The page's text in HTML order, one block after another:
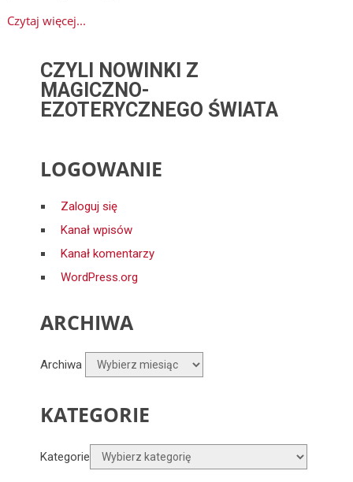
Czytaj więcej...
CZYLI NOWINKI Z
MAGICZNO-
EZOTERYCZNEGO ŚWIATA
LOGOWANIE
Zaloguj się
Kanał wpisów
Kanał komentarzy
WordPress.org
ARCHIWA
Archiwa
KATEGORIE
Kategorie